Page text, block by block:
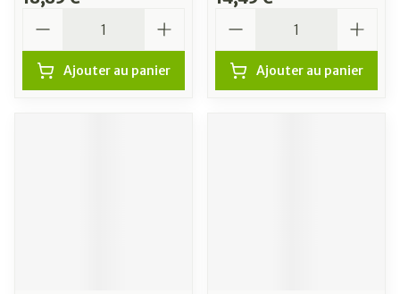
Ajouter au panier Ajouter au panier